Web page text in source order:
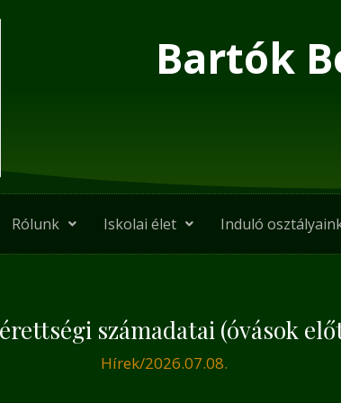
Bartók
Rólunk Iskolai élet Induló
számadatai (óvások
Hírek/2026.07.08.